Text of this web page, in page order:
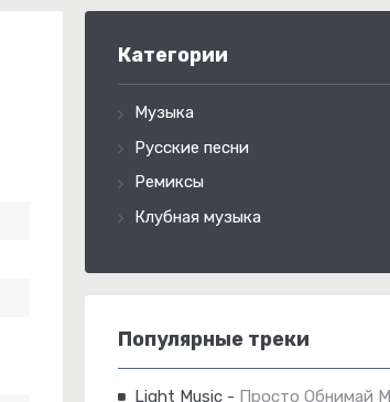
Категории
Музыка
Русские песни
Ремиксы
Клубная музыка
Популярные треки
Light Music - Просто Обнимай Меня Крепче